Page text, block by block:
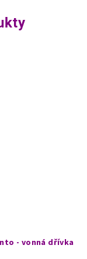
- vonná dřívka